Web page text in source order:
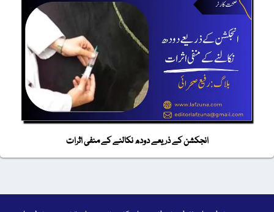
انجکشن کے ذریعے دودھ نکالنے کے منفی اثرات